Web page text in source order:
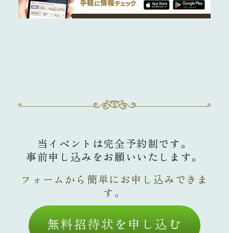
当イベントは完全予約制です。
事前申し込みをお願いいたします。
フォームから簡単にお申し込みできま
す。
無料招待状を申し込む